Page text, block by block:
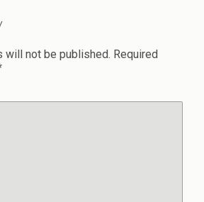
will not be published. Required